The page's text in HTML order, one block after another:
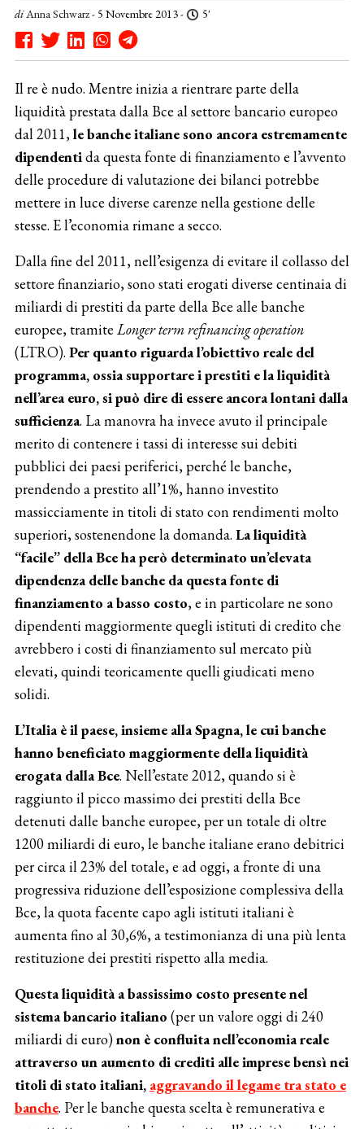
diAnna Schwarz- 5 Novembre 2013 - 5'
Il re è nudo. Mentre inizia a rientrare parte della
liquidità prestata dalla Bce al settore bancario europeo
dal 2011,le banche italiane sono ancora estremamente
dipendentida questa fonte di finanziamento e l’avvento
delle procedure di valutazione dei bilanci potrebbe
mettere in luce diverse carenze nella gestione delle
stesse. E l’economia rimane a secco.
Dalla fine del 2011, nell’esigenza di evitare il collasso del
settore finanziario, sono stati erogati diverse centinaia di
miliardi di prestiti da parte della Bce alle banche
europee, tramiteLonger term refinancing operation
(LTRO). Per quanto riguarda l’obiettivo reale del
programma, ossia supportare i prestiti e la liquidità
nell’area euro, si può dire di essere ancora lontani dalla
sufficienza. La manovra ha invece avuto il principale
merito di contenere i tassi di interesse sui debiti
pubblici dei paesi periferici, perché le banche,
prendendo a prestito all’1%, hanno investito
massicciamente in titoli di stato con rendimenti molto
superiori, sostenendone la domanda. La liquidità
“facile” della Bce ha però determinato un’elevata
dipendenza delle banche da questa fonte di
finanziamento a basso costo, e in particolare ne sono
dipendenti maggiormente quegli istituti di credito che
avrebbero i costi di finanziamento sul mercato più
elevati, quindi teoricamente quelli giudicati meno
solidi.
L’Italia è il paese, insieme alla Spagna, le cui banche
hanno beneficiato maggiormente della liquidità
erogata dalla Bce. Nell’estate 2012, quando si è
raggiunto il picco massimo dei prestiti della Bce
detenuti dalle banche europee, per un totale di oltre
1200 miliardi di euro, le banche italiane erano debitrici
per circa il 23% del totale, e ad oggi, a fronte di una
progressiva riduzione dell’esposizione complessiva della
Bce, la quota facente capo agli istituti italiani è
aumenta fino al 30,6%, a testimonianza di una più lenta
restituzione dei prestiti rispetto alla media.
Questa liquidità a bassissimo costo presente nel
sistema bancario italiano (per un valore oggi di 240
miliardi di euro)non è confluita nell’economia reale
attraverso un aumento di crediti alleimprese bensì nei
titoli di stato italiani, aggravando il legame tra stato e
banche. Per le banche questa scelta è remunerativa e